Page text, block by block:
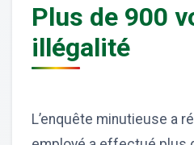
Plus de 900
illégalité
L’enquête minutieuse a